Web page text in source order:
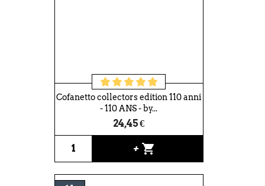
Cofanetto collectors edition 110 anni
- 110 ANS - by...
24,45 €
+ shopping_cart